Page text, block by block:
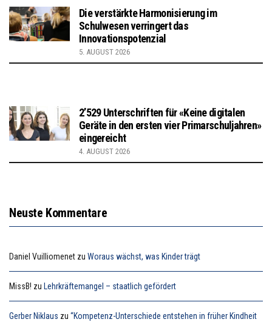
Die verstärkte Harmonisierung im
Schulwesen verringert das
Innovationspotenzial
5. AUGUST 2026
2’529 Unterschriften für «Keine digitalen
Geräte in den ersten vier Primarschuljahren»
eingereicht
4. AUGUST 2026
Neuste Kommentare
Daniel Vuilliomenet zu Woraus wächst, was Kinder trägt
MissB! zu Lehrkräftemangel – staatlich gefördert
Gerber Niklaus zu “Kompetenz-Unterschiede entstehen in früher Kindheit